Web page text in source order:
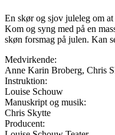
En skør og sjov juleleg om
Kom og syng med på en
skøn forsmag på julen. Kan
Medvirkende:
Anne Karin Broberg, Chris
Instruktion:
Louise Schouw
Manuskript og musik:
Chris Skytte
Producent: